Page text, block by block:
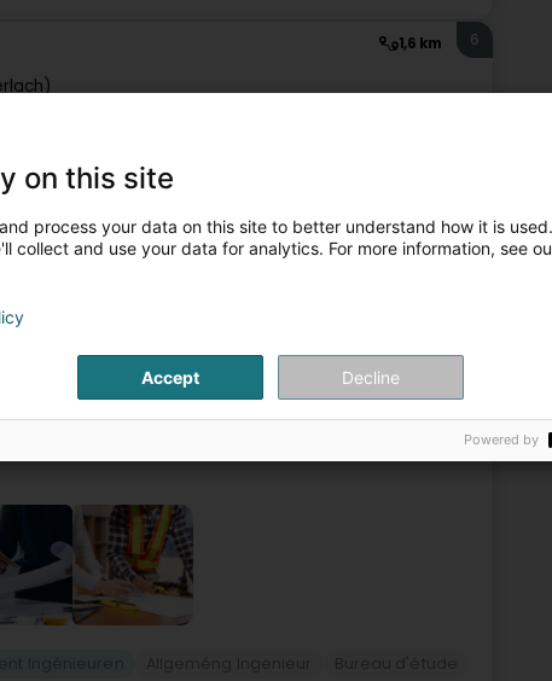
1,6 km 6
5,8 km 7
Design seng Clienten bei der Ëmsetzung vun hire
déi op hir spezifesch Besoinen ofgestëmmt sinn. Am Laf
on this site
process your data on this site to better understand how it is
collect and use your data for analytics. For more information, see
Accept Decline
Powered by